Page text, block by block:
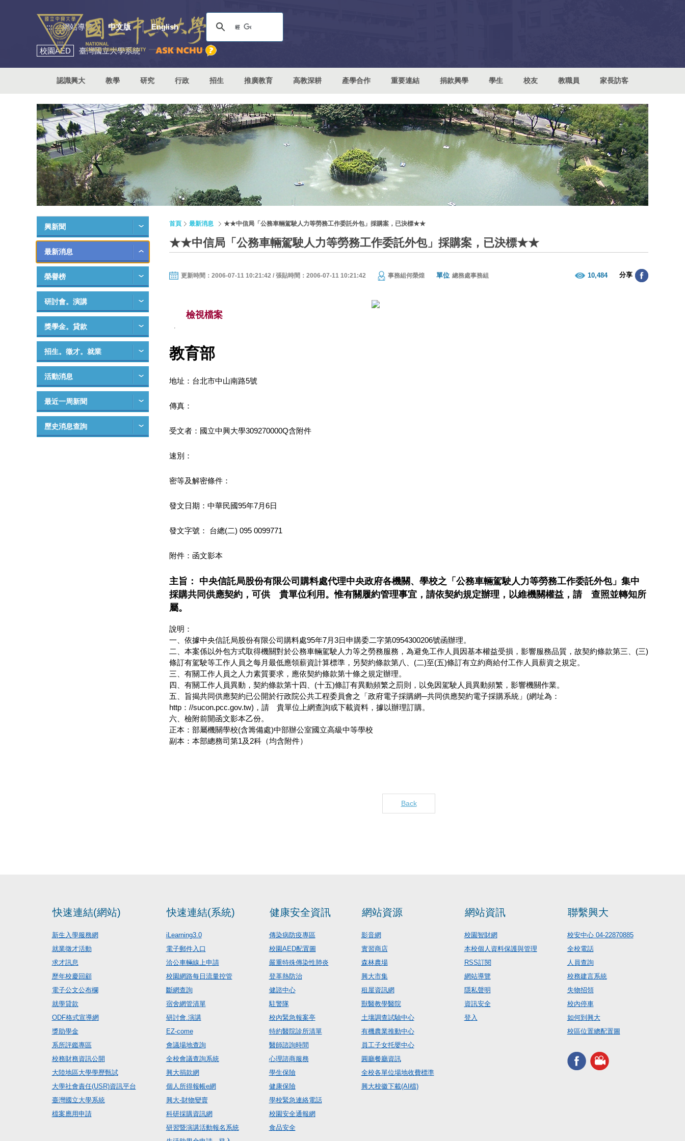
::: 網站導覽 中文版 English
校園AED 臺灣國立大學系統
認識興大 教學 研究 行政 招生 推廣教育 高教深耕 產學合作 重要連結 捐款興學 學生 校友 教職員 家長訪客
興新聞
最新消息
榮譽榜
研討會。演講
獎學金。貸款
招生。徵才。就業
活動消息
最近一周新聞
歷史消息查詢
首頁 最新消息 ★★中信局「公務車輛駕駛人力等勞務工作委託外包」採購案，已決標★★
★★中信局「公務車輛駕駛人力等勞務工作委託外包」採購案，已決標★★
更新時間：2006-07-11 10:21:42 / 張貼時間：2006-07-11 10:21:42 事務組何榮煌 單位 總務處事務組 10,484 分享
檢視檔案
教育部
地址：台北市中山南路5號
傳真：
受文者：國立中興大學309270000Q含附件
速別：
密等及解密條件：
發文日期：中華民國95年7月6日
發文字號： 台總(二) 095 0099771
附件：函文影本
主旨： 中央信託局股份有限公司購料處代理中央政府各機關、學校之「公務車輛駕駛人力等勞務工作委託外包」集中
採購共同供應契約，可供 貴單位利用。惟有關履約管理事宜，請依契約規定辦理，以維機關權益，請 查照並轉知所
屬。
說明：
一、依據中央信託局股份有限公司購料處95年7月3日申購委二字第0954300206號函辦理。
二、本案係以外包方式取得機關對於公務車輛駕駛人力等之勞務服務，為避免工作人員因基本權益受損，影響服務品質，故契約條款第三、(三)
條訂有駕駛等工作人員之每月最低應領薪資計算標準，另契約條款第八、(二)至(五)條訂有立約商給付工作人員薪資之規定。
三、有關工作人員之人力素質要求，應依契約條款第十條之規定辦理。
四、有關工作人員異動，契約條款第十四、(十五)條訂有異動頻繁之罰則，以免因駕駛人員異動頻繁，影響機關作業。
五、旨揭共同供應契約已公開於行政院公共工程委員會之「政府電子採購網─共同供應契約電子採購系統」(網址為：
http：//sucon.pcc.gov.tw)，請 貴單位上網查詢或下載資料，據以辦理訂購。
六、檢附前開函文影本乙份。
正本：部屬機關學校(含籌備處)中部辦公室國立高級中等學校
副本：本部總務司第1及2科（均含附件）
Back
快速連結(網站)
新生入學服務網
就業徵才活動
求才訊息
歷年校慶回顧
電子公文公布欄
就學貸款
ODF格式宣導網
獎助學金
系所評鑑專區
校務財務資訊公開
大陸地區大學學歷甄試
大學社會責任(USR)資訊平台
臺灣國立大學系統
檔案應用申請
快速連結(系統)
iLearning3.0
電子郵件入口
洽公車輛線上申請
校園網路每日流量控管
斷網查詢
宿舍網管清單
研討會.演講
EZ-come
會議場地查詢
全校會議查詢系統
興大捐款網
個人所得報帳e網
興大-財物變賣
科研採購資訊網
研習暨演講活動報名系統
健康安全資訊
傳染病防疫專區
校園AED配置圖
嚴重特殊傳染性肺炎
登革熱防治
健諮中心
駐警隊
校內緊急報案亭
特約醫院診所清單
醫師諮詢時間
心理諮商服務
學生保險
健康保險
學校緊急連絡電話
校園安全通報網
食品安全
網站資源
影音網
實習商店
森林農場
興大市集
租屋資訊網
獸醫教學醫院
土壤調查試驗中心
有機農業推動中心
員工子女托嬰中心
圓廳餐廳資訊
全校各單位場地收費標準
興大校徽下載(AI檔)
網站資訊
校園智財網
本校個人資料保護與管理
RSS訂閱
網站導覽
隱私聲明
資訊安全
登入
聯繫興大
校安中心 04-22870885
全校電話
人員查詢
校務建言系統
失物招領
校內停車
如何到興大
校區位置總配置圖